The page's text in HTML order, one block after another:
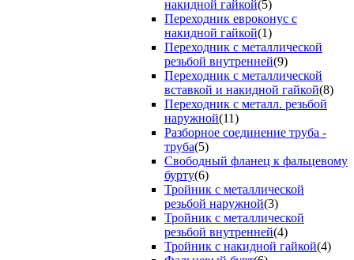
накидной гайкой(5)
Переходник евроконус с
накидной гайкой(1)
Переходник с металлической
резьбой внутренней(9)
Переходник с металлической
вставкой и накидной гайкой(8)
Переходник с металл. резьбой
наружной(11)
Разборное соединение труба -
труба(5)
Свободный фланец к фальцевому
бурту(6)
Тройник с металлической
резьбой наружной(3)
Тройник с металлической
резьбой внутренней(4)
Тройник с накидной гайкой(4)